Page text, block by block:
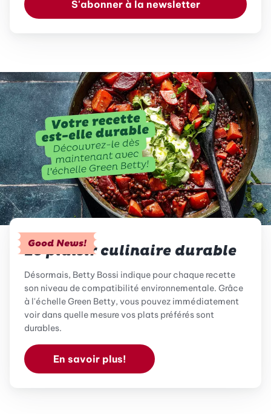
S'abonner à la newsletter
Good News!
Le plaisir culinaire durable
Désormais, Betty Bossi indique pour chaque recette
son niveau de compatibilité environnementale. Grâce
à l'échelle Green Betty, vous pouvez immédiatement
voir dans quelle mesure vos plats préférés sont
durables.
En savoir plus!